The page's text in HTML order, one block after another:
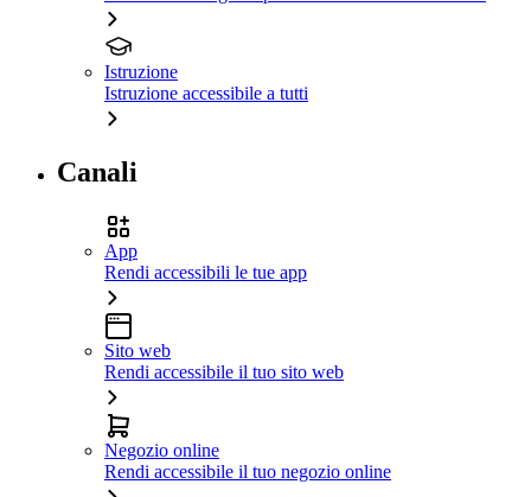
Istruzione
Istruzione accessibile a tutti
Canali
App
Rendi accessibili le tue app
Sito web
Rendi accessibile il tuo sito web
Negozio online
Rendi accessibile il tuo negozio online